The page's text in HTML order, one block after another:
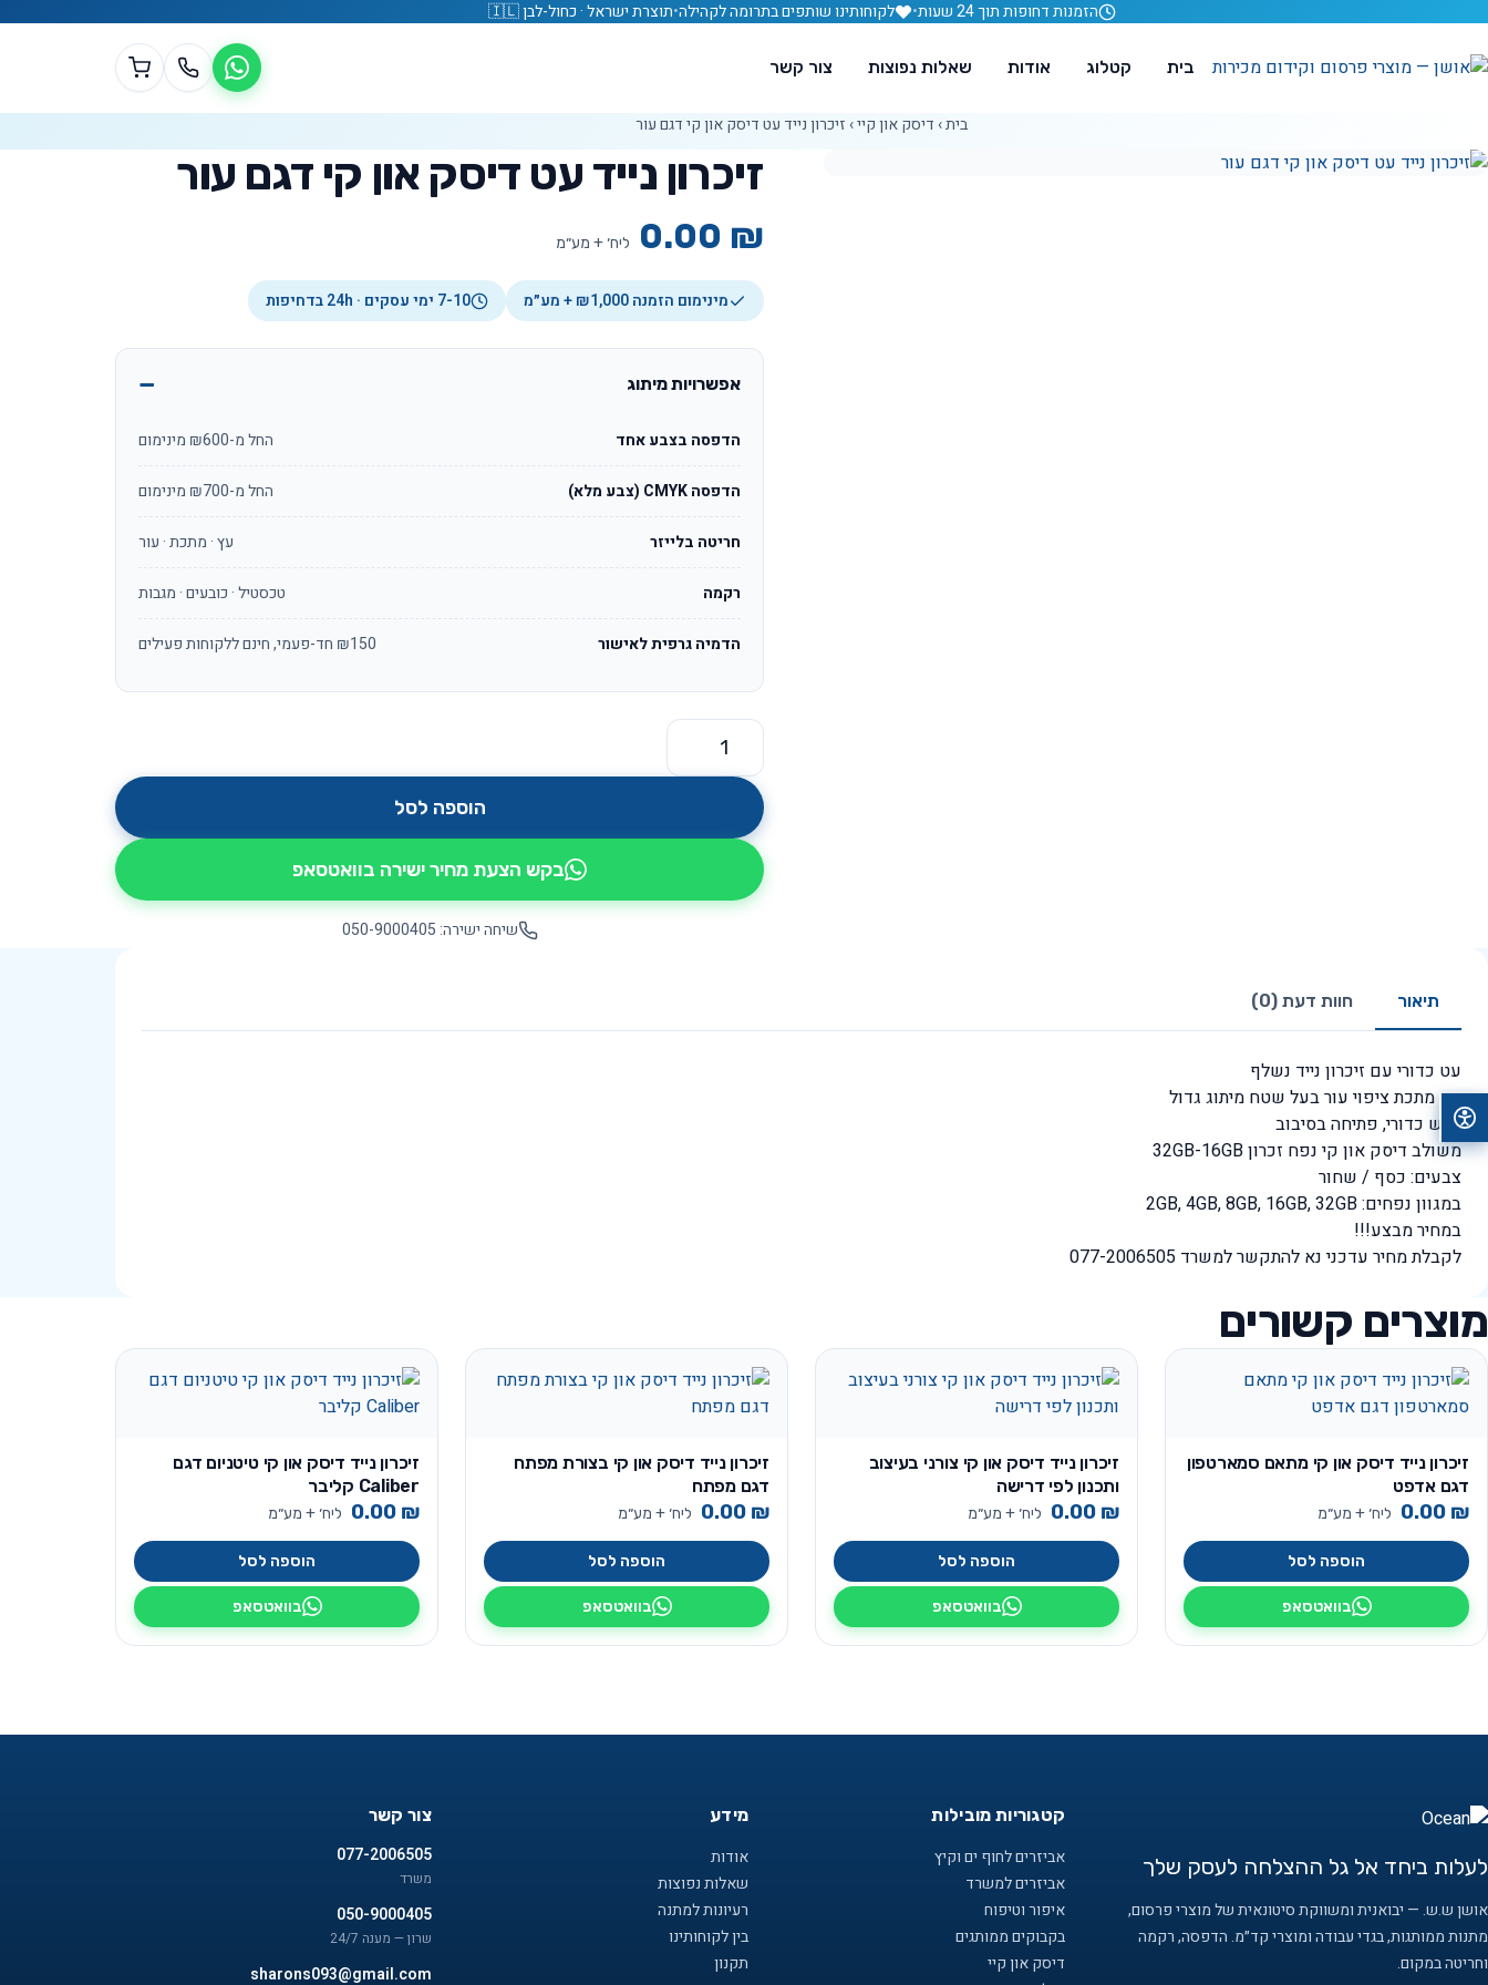
הזמנות דחופות תוך 24 שעות • לקוחותינו שותפים בתרומה לקהילה•תוצרת ישראל · כחול-לבן 🇮🇱
בית קטלוג אודות שאלות נפוצות צור קשר
בית› דיסק און קיי› זיכרון נייד עט דיסק און קי דגם עור
זיכרון נייד עט דיסק און קי דגם עור
0.00 ₪ ליח׳ + מע״מ
מינימום הזמנה ₪1,000 + מע״מ 7-10 ימי עסקים · 24h בדחיפות
אפשרויות מיתוג
הדפסה בצבע אחד החל מ-₪600 מינימום
הדפסה CMYK (צבע מלא) החל מ-₪700 מינימום
חריטה בלייזר עץ · מתכת · עור
רקמה טכסטיל · כובעים · מגבות
הדמיה גרפית לאישור ₪150 חד-פעמי, חינם ללקוחות פעילים
כמות של זיכרון נייד עט דיסק און קי דגם עור
הוספה לסל
בקש הצעת מחיר ישירה בוואטסאפ
שיחה ישירה: 050-9000405
תיאור חוות דעת (0)
עט כדורי עם זיכרון נייד נשלף
עט מתכת ציפוי עור בעל שטח מיתוג גדול
ראש כדורי, פתיחה בסיבוב
משולב דיסק און קי נפח זכרון 32GB-16GB
צבעים: כסף / שחור
במגוון נפחים: 2GB, 4GB, 8GB, 16GB, 32GB
במחיר מבצע!!!
לקבלת מחיר עדכני נא להתקשר למשרד 077-2006505
מוצרים קשורים
זיכרון נייד דיסק און קי מתאם סמארטפון
דגם אדפט
0.00 ₪ ליח׳ + מע״מ
הוספה לסל
בוואטסאפ
זיכרון נייד דיסק און קי צורני בעיצוב
ותכנון לפי דרישה
0.00 ₪ ליח׳ + מע״מ
הוספה לסל
בוואטסאפ
זיכרון נייד דיסק און קי בצורת מפתח
דגם מפתח
0.00 ₪ ליח׳ + מע״מ
הוספה לסל
בוואטסאפ
זיכרון נייד דיסק און קי טיטניום דגם
Caliber קליבר
0.00 ₪ ליח׳ + מע״מ
הוספה לסל
בוואטסאפ
לעלות ביחד אל גל ההצלחה לעסק שלך
אושן ש.ש. — יבואנית ומשווקת סיטונאית של מוצרי פרסום,
מתנות ממותגות, בגדי עבודה ומוצרי קד״מ. הדפסה, רקמה
וחריטה במקום.
קטגוריות מובילות
אביזרים לחוף ים וקיץ
אביזרים למשרד
איפור וטיפוח
בקבוקים ממותגים
דיסק און קיי
מידע
אודות
שאלות נפוצות
רעיונות למתנה
בין לקוחותינו
תקנון
צור קשר
077-2006505
משרד
050-9000405
שרון — מענה 24/7
sharons093@gmail.com